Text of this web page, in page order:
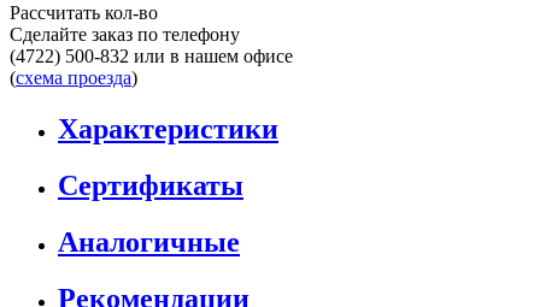
Рассчитать кол-во
Сделайте заказ по телефону
(4722) 500-832 или в нашем офисе
(схема проезда)
Характеристики
Сертификаты
Аналогичные
Рекомендации